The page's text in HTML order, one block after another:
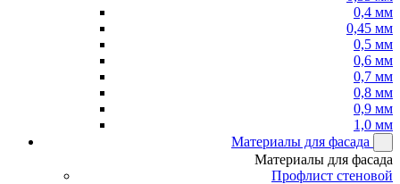
0,4 мм
0,45 мм
0,5 мм
0,6 мм
0,7 мм
0,8 мм
0,9 мм
1,0 мм
Материалы для фасада
Материалы для фасада
Профлист стеновой